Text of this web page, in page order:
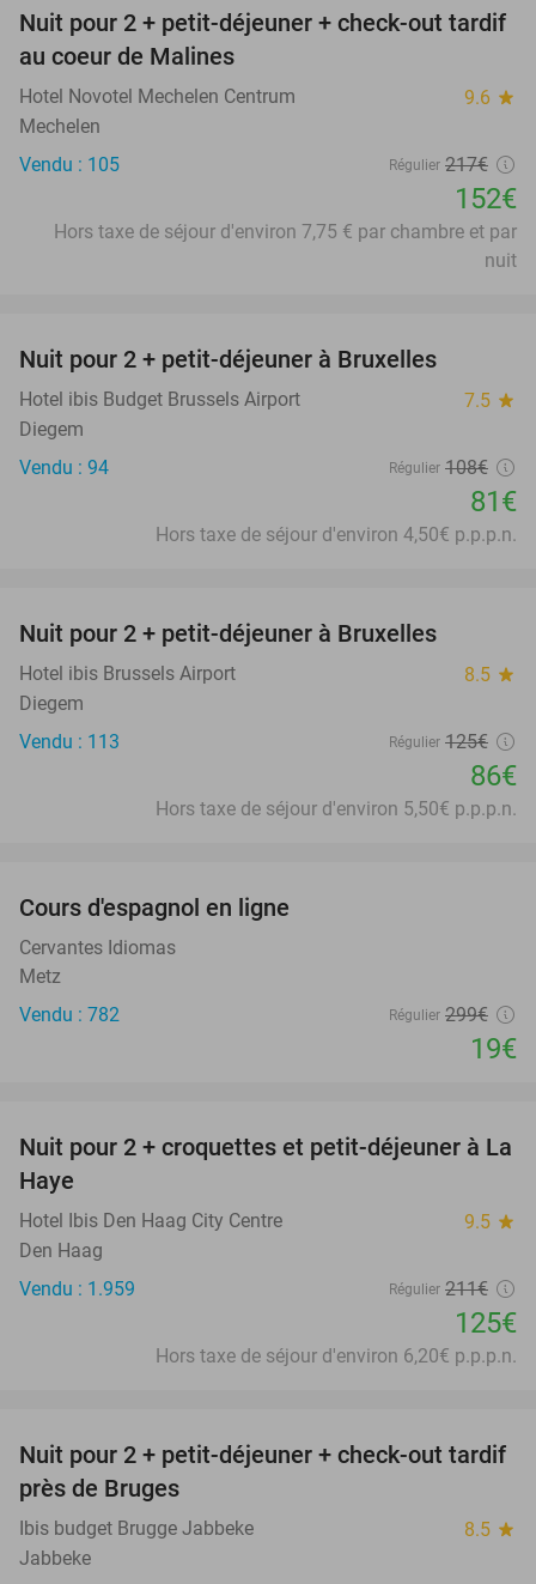
30%
Nuit pour 2 + petit-déjeuner + check-out tardif
au coeur de Malines
Hotel Novotel Mechelen Centrum 9.6 star
Mechelen
Vendu : 105
Régulier 217€
152€
Hors taxe de séjour d'environ 7,75 € par chambre et par
nuit
Nuit pour 2 + petit-déjeuner à Bruxelles
Hotel ibis Budget Brussels Airport 7.5 star
Diegem
Vendu : 94
Régulier 108€
81€
Hors taxe de séjour d'environ 4,50€ p.p.p.n.
Nuit pour 2 + petit-déjeuner à Bruxelles
Hotel ibis Brussels Airport 8.5 star
Diegem
Vendu : 113
Régulier 125€
86€
Hors taxe de séjour d'environ 5,50€ p.p.p.n.
Cours d'espagnol en ligne
Cervantes Idiomas
Metz
Vendu : 782
Régulier 299€
19€
41%
Nuit pour 2 + croquettes et petit-déjeuner à La
Haye
Hotel Ibis Den Haag City Centre 9.5 star
Den Haag
Vendu : 1.959
Régulier 211€
125€
Hors taxe de séjour d'environ 6,20€ p.p.p.n.
48%
Nuit pour 2 + petit-déjeuner + check-out tardif
près de Bruges
Ibis budget Brugge Jabbeke 8.5 star
Jabbeke